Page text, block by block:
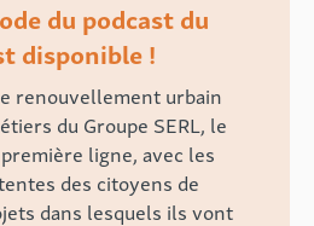
du podcast du
disponible !
renouvellement urbain
du Groupe SERL, le
ligne, avec les
des citoyens de
dans lesquels ils vont